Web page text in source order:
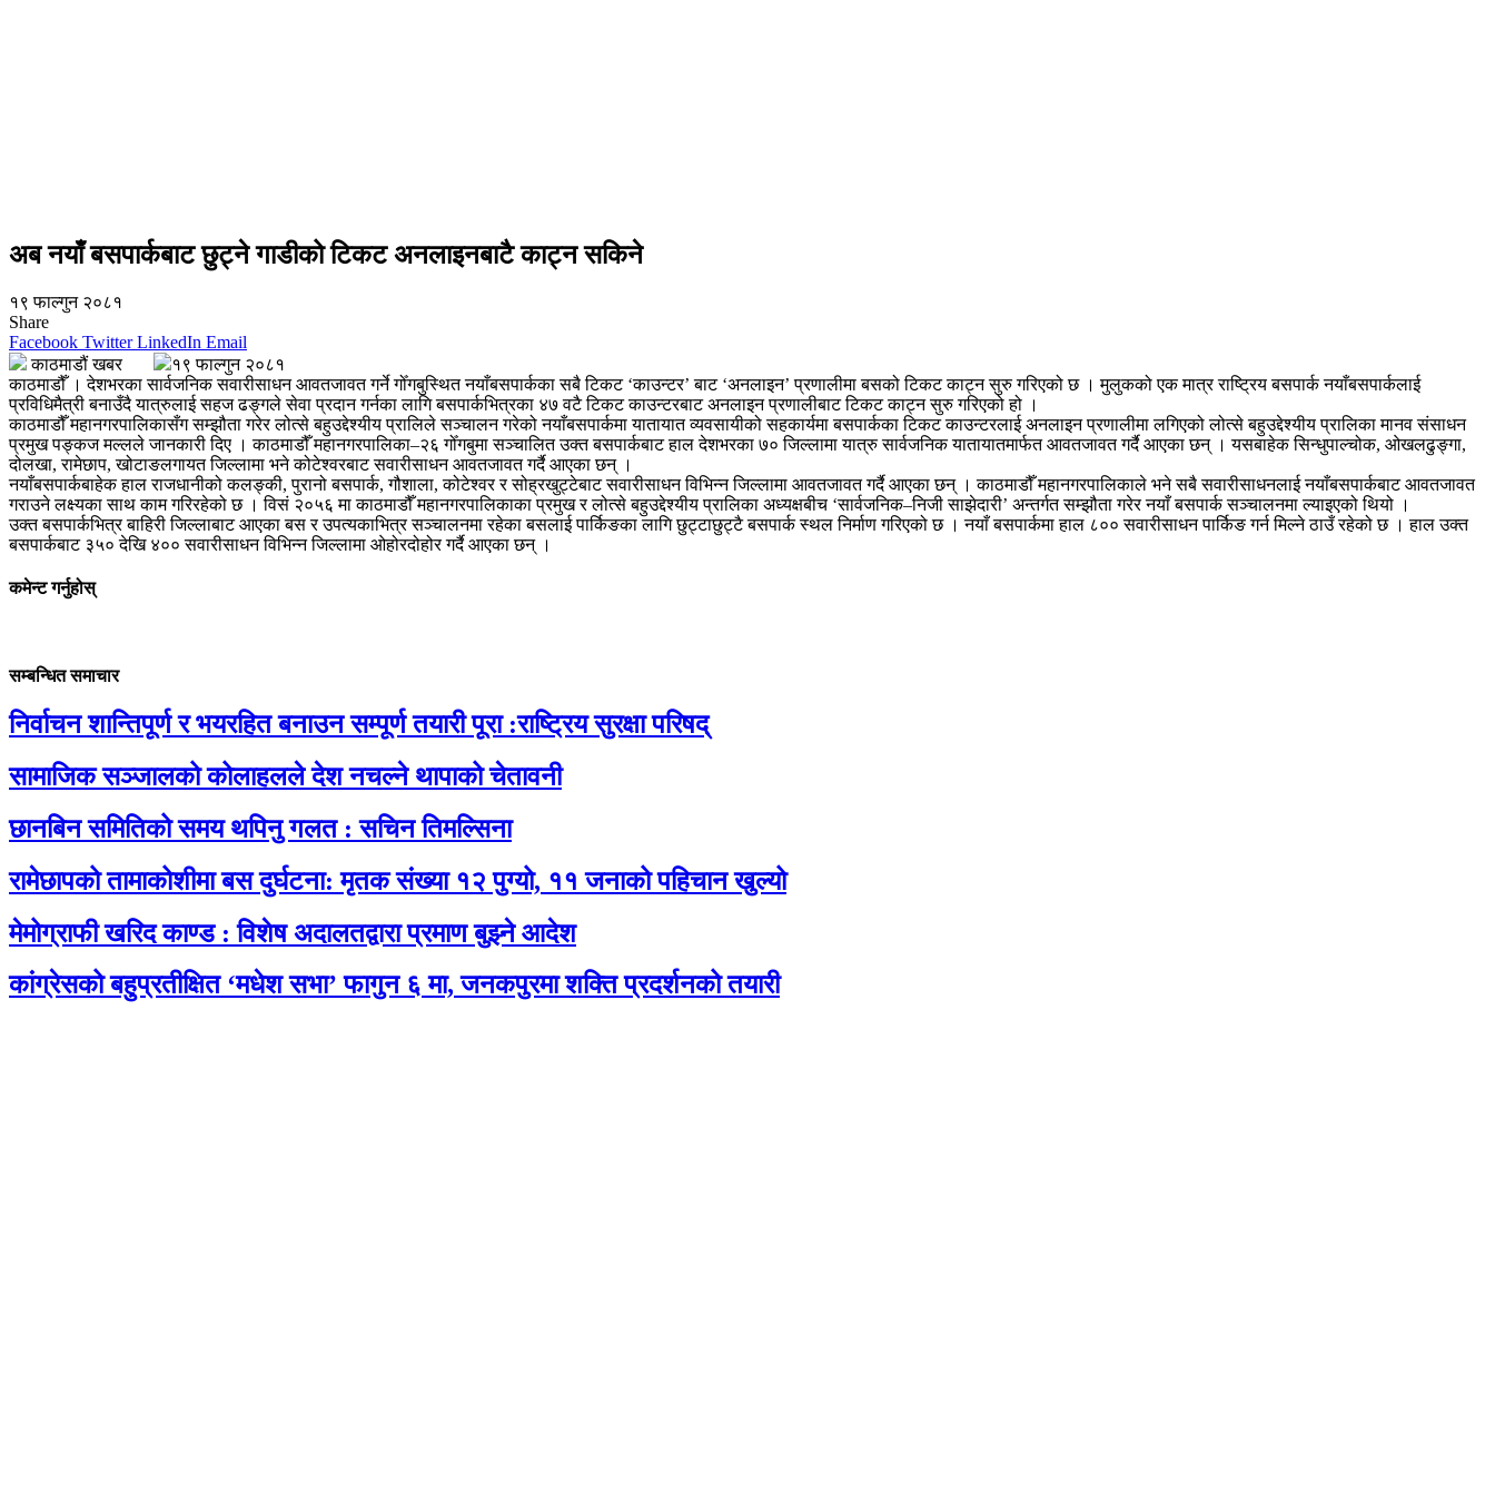
अब नयाँ बसपार्कबाट छुट्ने गाडीको टिकट अनलाइनबाटै काट्न सकिने
१९ फाल्गुन २०८१
Share
Facebook Twitter LinkedIn Email
काठमाडौं खबर
१९ फाल्गुन २०८१
काठमाडौँ । देशभरका सार्वजनिक सवारीसाधन आवतजावत गर्ने गोँगबुस्थित नयाँबसपार्कका सबै टिकट ‘काउन्टर’ बाट ‘अनलाइन’ प्रणालीमा बसको टिकट काट्न सुरु गरिएको छ । मुलुकको एक मात्र राष्ट्रिय बसपार्क नयाँबसपार्कलाई
प्रविधिमैत्री बनाउँदै यात्रुलाई सहज ढङ्गले सेवा प्रदान गर्नका लागि बसपार्कभित्रका ४७ वटै टिकट काउन्टरबाट अनलाइन प्रणालीबाट टिकट काट्न सुरु गरिएको हो ।
काठमाडौँ महानगरपालिकासँग सम्झौता गरेर लोत्से बहुउद्देश्यीय प्रालिले सञ्चालन गरेको नयाँबसपार्कमा यातायात व्यवसायीको सहकार्यमा बसपार्कका टिकट काउन्टरलाई अनलाइन प्रणालीमा लगिएको लोत्से बहुउद्देश्यीय प्रालिका मानव संसाधन
प्रमुख पङ्कज मल्लले जानकारी दिए । काठमाडौँ महानगरपालिका–२६ गोँगबुमा सञ्चालित उक्त बसपार्कबाट हाल देशभरका ७० जिल्लामा यात्रु सार्वजनिक यातायातमार्फत आवतजावत गर्दै आएका छन् । यसबाहेक सिन्धुपाल्चोक, ओखलढुङ्गा,
दोलखा, रामेछाप, खोटाङलगायत जिल्लामा भने कोटेश्वरबाट सवारीसाधन आवतजावत गर्दै आएका छन् ।
नयाँबसपार्कबाहेक हाल राजधानीको कलङ्की, पुरानो बसपार्क, गौशाला, कोटेश्वर र सोह्रखुट्टेबाट सवारीसाधन विभिन्न जिल्लामा आवतजावत गर्दै आएका छन् । काठमाडौँ महानगरपालिकाले भने सबै सवारीसाधनलाई नयाँबसपार्कबाट आवतजावत
गराउने लक्ष्यका साथ काम गरिरहेको छ । विसं २०५६ मा काठमाडौँ महानगरपालिकाका प्रमुख र लोत्से बहुउद्देश्यीय प्रालिका अध्यक्षबीच ‘सार्वजनिक–निजी साझेदारी’ अन्तर्गत सम्झौता गरेर नयाँ बसपार्क सञ्चालनमा ल्याइएको थियो ।
उक्त बसपार्कभित्र बाहिरी जिल्लाबाट आएका बस र उपत्यकाभित्र सञ्चालनमा रहेका बसलाई पार्किङका लागि छुट्टाछुट्टै बसपार्क स्थल निर्माण गरिएको छ । नयाँ बसपार्कमा हाल ८०० सवारीसाधन पार्किङ गर्न मिल्ने ठाउँ रहेको छ । हाल उक्त
बसपार्कबाट ३५० देखि ४०० सवारीसाधन विभिन्न जिल्लामा ओहोरदोहोर गर्दै आएका छन् ।
कमेन्ट गर्नुहोस्
सम्बन्धित समाचार
निर्वाचन शान्तिपूर्ण र भयरहित बनाउन सम्पूर्ण तयारी पूरा :राष्ट्रिय सुरक्षा परिषद्
सामाजिक सञ्जालको कोलाहलले देश नचल्ने थापाको चेतावनी
छानबिन समितिको समय थपिनु गलत : सचिन तिमल्सिना
रामेछापको तामाकोशीमा बस दुर्घटना: मृतक संख्या १२ पुग्यो, ११ जनाको पहिचान खुल्यो
मेमोग्राफी खरिद काण्ड : विशेष अदालतद्वारा प्रमाण बुझ्ने आदेश
कांग्रेसको बहुप्रतीक्षित ‘मधेश सभा’ फागुन ६ मा, जनकपुरमा शक्ति प्रदर्शनको तयारी